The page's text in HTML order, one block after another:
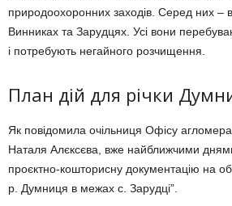
природоохоронних заходів. Серед них –
Винниках та Зарудцях. Усі вони
і потребують негайного розчищення.
План дій для річки
Як повідомила очільниця Офісу
Наталя Алєксєва, вже найближчими
проєктно-кошторисну документацію на
р. Думниця в межах с. Зарудці”.